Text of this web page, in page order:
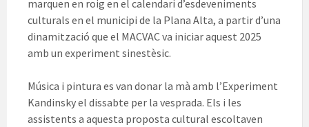
marquen en roig en el calendari d’esdeveniments
culturals en el municipi de la Plana Alta, a partir d’una
dinamització que el MACVAC va iniciar aquest 2025
amb un experiment sinestèsic.
Música i pintura es van donar la mà amb l’Experiment
Kandinsky el dissabte per la vesprada. Els i les
assistents a aquesta proposta cultural escoltaven